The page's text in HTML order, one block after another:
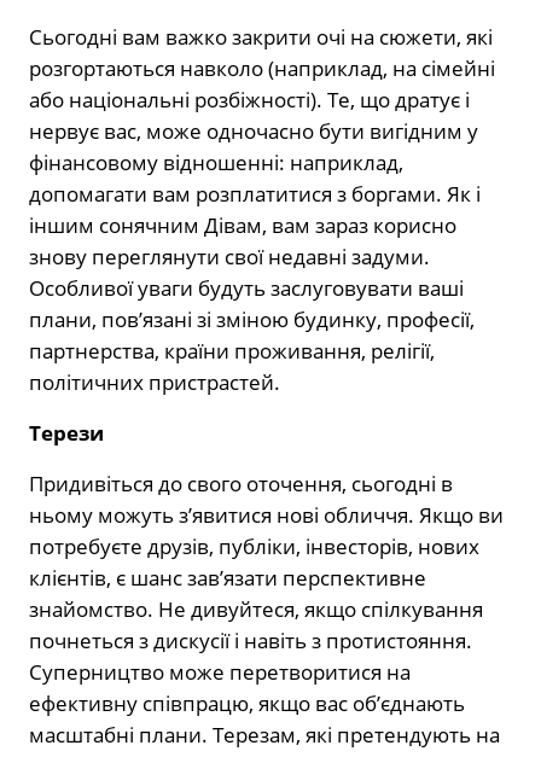
Сьогодні вам важко закрити очі на сюжети, які
розгортаються навколо (наприклад, на сімейні
або національні розбіжності). Те, що дратує і
нервує вас, може одночасно бути вигідним у
фінансовому відношенні: наприклад,
допомагати вам розплатитися з боргами. Як і
іншим сонячним Дівам, вам зараз корисно
знову переглянути свої недавні задуми.
Особливої уваги будуть заслуговувати ваші
плани, пов’язані зі зміною будинку, професії,
партнерства, країни проживання, релігії,
політичних пристрастей.
Терези
Придивіться до свого оточення, сьогодні в
ньому можуть з’явитися нові обличчя. Якщо ви
потребуєте друзів, публіки, інвесторів, нових
клієнтів, є шанс зав’язати перспективне
знайомство. Не дивуйтеся, якщо спілкування
почнеться з дискусії і навіть з протистояння.
Суперництво може перетворитися на
ефективну співпрацю, якщо вас об’єднають
масштабні плани. Терезам, які претендують на